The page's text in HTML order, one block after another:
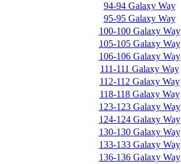
94-94 Galaxy Way
95-95 Galaxy Way
100-100 Galaxy Way
105-105 Galaxy Way
106-106 Galaxy Way
111-111 Galaxy Way
112-112 Galaxy Way
118-118 Galaxy Way
123-123 Galaxy Way
124-124 Galaxy Way
130-130 Galaxy Way
133-133 Galaxy Way
136-136 Galaxy Way